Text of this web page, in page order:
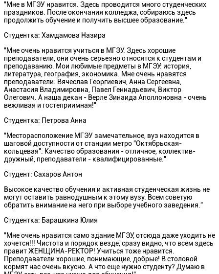
"Мне в МГЭУ нравится. Здесь проводится много студенческих
праздников. После окончания колледжа, собираюсь здесь
продолжить обучение и получить высшее образование."
Студентка: Хамдамова Назира
"Мне очень нравится учиться в МГЭУ. Здесь хорошие
преподаватели, они очень серьезно относятся к студентам и
преподаванию. Мои любимые предметы в МГЭУ: история,
литература, география, экономика. Мне очень нравятся
преподаватели: Вячеслав Георгиевич, Анна Сергеевна,
Анастасия Владимировна, Павел Геннадьевич, Виктор
Олегович. А наша декан - Верле Зинаида Аполлоновна - очень
вежливая и гостеприимная!"
Студентка: Петрова Анна
"Месторасположение МГЭУ замечательное, вуз находится в
шаговой доступности от станции метро "Октябрьская-
кольцевая". Качество образования - отличное, коллектив-
дружный, преподаватели - квалифицированные."
Студент: Сахаров Антон
Высокое качество обучения и активная студенческая жизнь не
могут оставить равнодушным к этому вузу. Всем советую
обратить внимание на него при выборе учебного заведения."
Студентка: Барашкина Юлия
"Мне очень нравится само здание МГЭУ, отсюда даже уходить не
хочется!!! Чистота и порядок везде, сразу видно, что всем здесь
правит ЖЕНЩИНА-РЕКТОР! Учиться тоже нравится.
Преподаватели хорошие, понимающие, добрые! В столовой
кормят нас очень вкусно. А что еще нужно студенту? Думаю в